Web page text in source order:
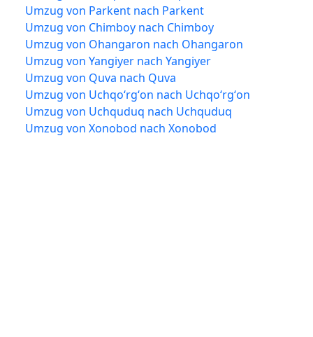
Umzug von Parkent nach Parkent
Umzug von Chimboy nach Chimboy
Umzug von Ohangaron nach Ohangaron
Umzug von Yangiyer nach Yangiyer
Umzug von Quva nach Quva
Umzug von Uchqoʻrgʻon nach Uchqoʻrgʻon
Umzug von Uchquduq nach Uchquduq
Umzug von Xonobod nach Xonobod